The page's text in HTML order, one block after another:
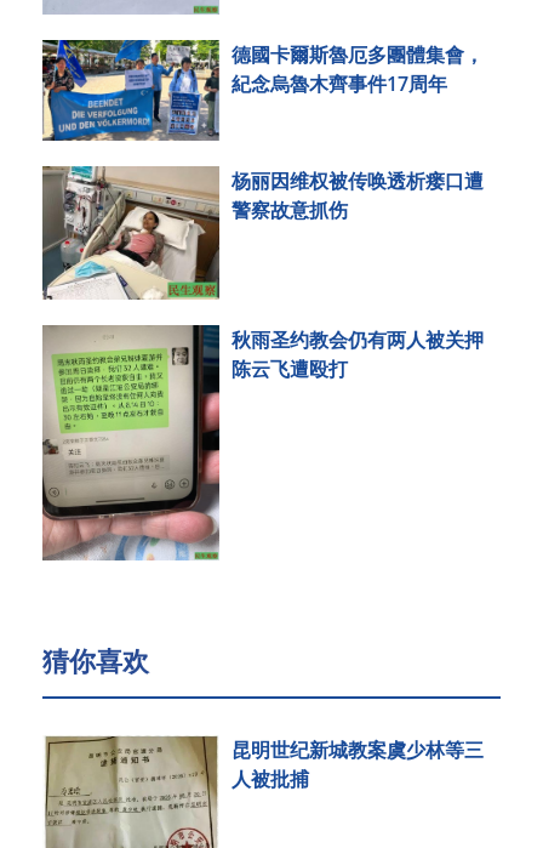
德國卡爾斯魯厄多團體集會，
紀念烏魯木齊事件17周年
杨丽因维权被传唤透析瘘口遭
警察故意抓伤
秋雨圣约教会仍有两人被关押
陈云飞遭殴打
猜你喜欢
昆明世纪新城教案虞少林等三
人被批捕